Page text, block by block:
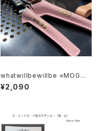
whatwillbewillbe ×MOG F
EDECA CLEVER TONG MINI
レザーケース（ピンク・ブラック）
¥2,090